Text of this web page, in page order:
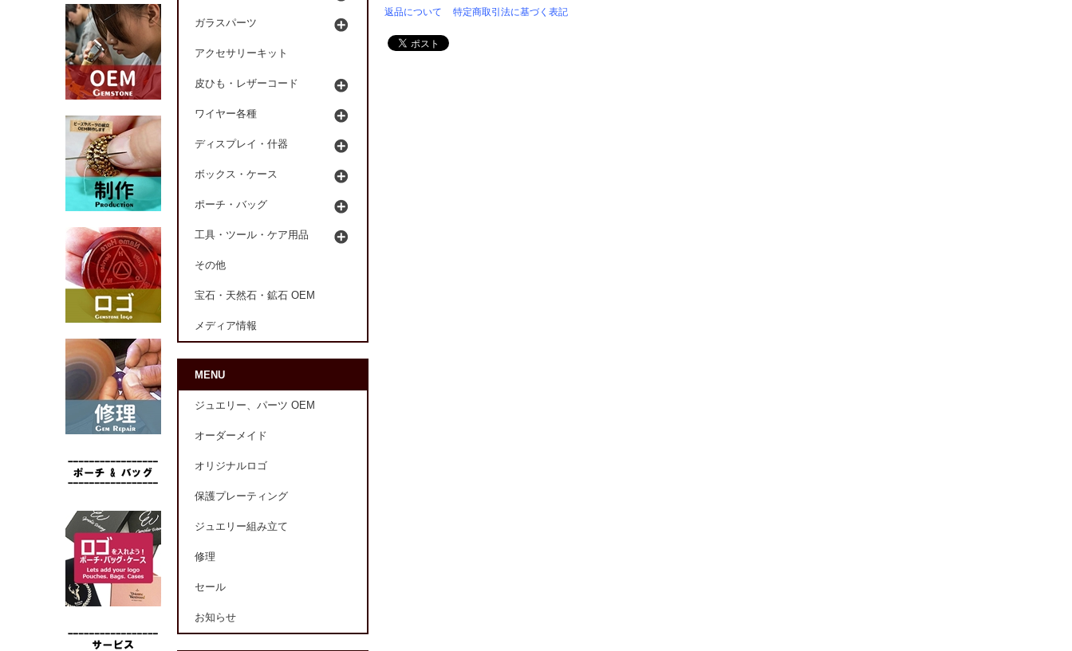
返品について 特定商取引法に基づく表記
ガラスパーツ
アクセサリーキット
皮ひも・レザーコード
ワイヤー各種
ディスプレイ・什器
ボックス・ケース
ポーチ・バッグ
工具・ツール・ケア用品
その他
宝石・天然石・鉱石 OEM
メディア情報
MENU
ジュエリー、パーツ OEM
オーダーメイド
オリジナルロゴ
保護プレーティング
ジュエリー組み立て
修理
セール
お知らせ